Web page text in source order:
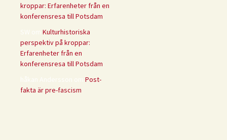
kroppar: Erfarenheter från en
konferensresa till Potsdam
SW om Kulturhistoriska
perspektiv på kroppar:
Erfarenheter från en
konferensresa till Potsdam
håkan Andersson om Post-
fakta är pre-fascism